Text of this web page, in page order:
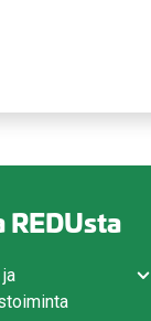
REDUsta